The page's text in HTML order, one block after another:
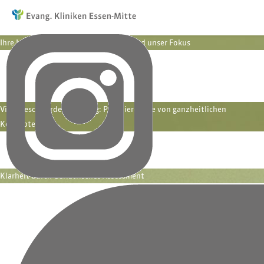
Ihre Lebensqualität und Autonomie sind unser Fokus
Gemeinsam formulieren wir Ihre Behandlungsziele – ein spezialisiertes
Team aus unterschiedlichen Fachbereichen unterstützt Sie individuell
auf dem Weg zurück in Ihren Alltag.
Viele Beschwerden, ein Weg: Profitieren Sie von ganzheitlichen
Konzepten
Wir behandeln neben der akuten Erkrankung auch alle weiteren
Beeinträchtigungen unserer geriatrischen Patientinnen und Patienten.
Klarheit durch Geriatrisches Assessment
Wir nehmen eine Bedarfsanalyse vor und testen umfassend, wo
Störungen bestehen, erkennen den Unterstützungsbedarf und
behandeln gezielt. Ihr individuelles Therapieprogramm umfasst Einzel-
und Gruppentherapien aus Krankengymnastik, Ergotherapie und
Logopädie.